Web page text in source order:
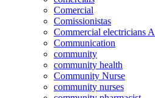
Comercial
Comissionistas
Commercial electricians
Communication
community
community health
Community Nurse
community nurses